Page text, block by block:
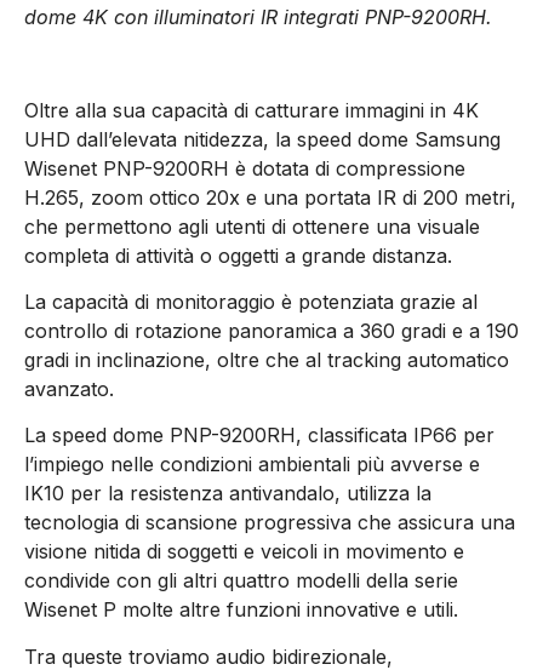
dome 4K con illuminatori IR integrati PNP-9200RH.
Oltre alla sua capacità di catturare immagini in 4K
UHD dall’elevata nitidezza, la speed dome Samsung
Wisenet PNP-9200RH è dotata di compressione
H.265, zoom ottico 20x e una portata IR di 200 metri,
che permettono agli utenti di ottenere una visuale
completa di attività o oggetti a grande distanza.
La capacità di monitoraggio è potenziata grazie al
controllo di rotazione panoramica a 360 gradi e a 190
gradi in inclinazione, oltre che al tracking automatico
avanzato.
La speed dome PNP-9200RH, classificata IP66 per
l’impiego nelle condizioni ambientali più avverse e
IK10 per la resistenza antivandalo, utilizza la
tecnologia di scansione progressiva che assicura una
visione nitida di soggetti e veicoli in movimento e
condivide con gli altri quattro modelli della serie
Wisenet P molte altre funzioni innovative e utili.
Tra queste troviamo audio bidirezionale,